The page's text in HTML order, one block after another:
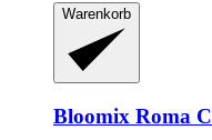
Warenkorb
Bloomix Roma